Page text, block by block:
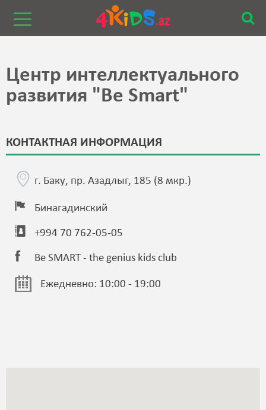
Центр интеллектуального
развития "Be Smart"
КОНТАКТНАЯ ИНФОРМАЦИЯ
г. Баку, пр. Азадлыг, 185 (8 мкр.)
Бинагадинский
+994 70 762-05-05
Be SMART - the genius kids club
Ежедневно: 10:00 - 19:00